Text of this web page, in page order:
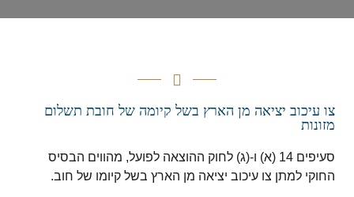
צו עיכוב יציאה מן הארץ בשל קיומה של חובת תשלום
מזונות
סעיפים 14 (א) ו-(ג) לחוק ההוצאה לפועל, מהווים הבסיס
החוקי למתן צו עיכוב יציאה מן הארץ בשל קיומו של חוב.